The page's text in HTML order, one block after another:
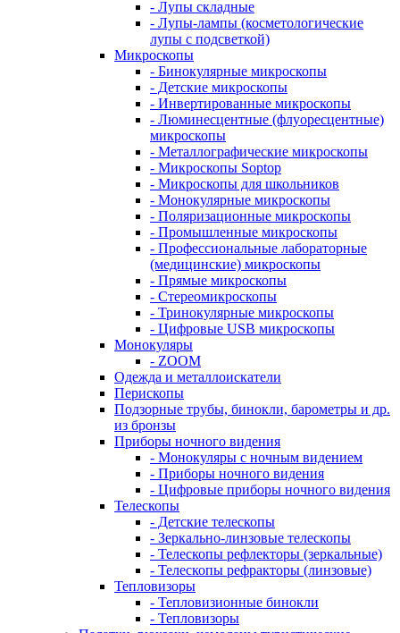
- Лупы складные
- Лупы-лампы (косметологические
лупы с подсветкой)
Микроскопы
- Бинокулярные микроскопы
- Детские микроскопы
- Инвертированные микроскопы
- Люминесцентные (флуоресцентные)
микроскопы
- Металлографические микроскопы
- Микроскопы Soptop
- Микроскопы для школьников
- Монокулярные микроскопы
- Поляризационные микроскопы
- Промышленные микроскопы
- Профессиональные лабораторные
(медицинские) микроскопы
- Прямые микроскопы
- Стереомикроскопы
- Тринокулярные микроскопы
- Цифровые USB микроскопы
Монокуляры
- ZOOM
Одежда и металлоискатели
Перископы
Подзорные трубы, бинокли, барометры и др.
из бронзы
Приборы ночного видения
- Монокуляры с ночным видением
- Приборы ночного видения
- Цифровые приборы ночного видения
Телескопы
- Детские телескопы
- Зеркально-линзовые телескопы
- Телескопы рефлекторы (зеркальные)
- Телескопы рефракторы (линзовые)
Тепловизоры
- Тепловизионные бинокли
- Тепловизоры